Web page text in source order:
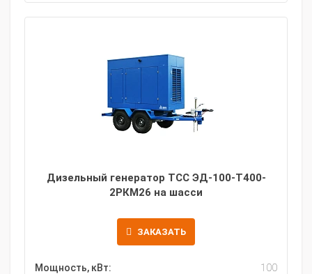
Дизельный генератор ТСС ЭД-100-Т400-
2РКМ26 на шасси
ЗАКАЗАТЬ
Мощность, кВт:
100